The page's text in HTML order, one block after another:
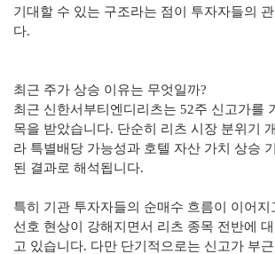
기대할 수 있는 구조라는 점이 투자자들의
다.
최근 주가 상승 이유는 무엇일까?
최근 신한서부티엔디리츠는 52주 신고가를
목을 받았습니다. 단순히 리츠 시장 분위기
라 특별배당 가능성과 호텔 자산 가치 상승
된 결과로 해석됩니다.
특히 기관 투자자들의 순매수 흐름이 이어지
선호 현상이 강해지면서 리츠 종목 전반에
고 있습니다. 다만 단기적으로는 신고가 부